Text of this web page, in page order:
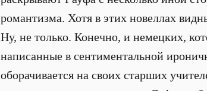
романтизма. Хотя в этих новеллах
Ну, не только. Конечно, и немецких,
написанные в сентиментальной
оборачивается на своих старших